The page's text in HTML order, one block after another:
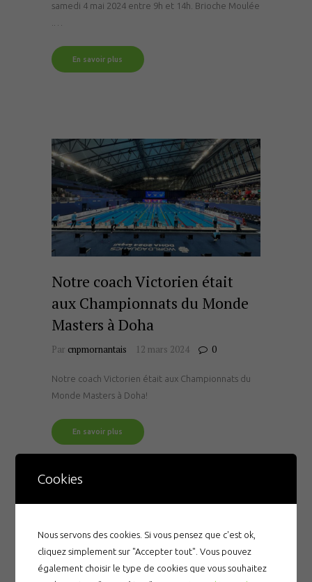
samedi 4 mai 2024 entre 9h et 14h. Brioche Moulée
En savoir plus
Notre coach Victorien était
aux Championnats du Monde
Masters à Doha
Par cnpmornantais 12 mars 2024 0
Notre coach Victorien était aux Championnats du
Monde Masters à Doha!
En savoir plus
Cookies
Nous servons des cookies. Si vous pensez que c'est ok,
cliquez simplement sur "Accepter tout". Vous pouvez
également choisir le type de cookies que vous souhaitez